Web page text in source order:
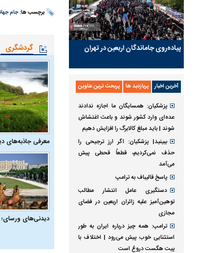
برچسب ها:جام
گردشگری
معرفی جاذبه‌های
دیدنی‌های ورسای؛
پیاده‌روی جاماندگان اربعین در تهران
آخرین اخبار پربازدید ها پربحث ترین عناوین
پزشکیان: همسایگان ما اجازه ندادند
عده‌ای وارد کشور شوند و باعث اغتشاش
شوند | باید مبلغ کالابرگ را افزایش دهیم
ببینید| پزشکیان: اگر ارز ترجیحی را
حذف نمی‌کردیم، قطعاً قحطی پیش
می‌آمد
پاسخ قالیباف به ترامپ
دستگیری عامل انتشار مطالب
توهین‌آمیز علیه زائران اربعین در فضای
مجازی
ترامپ: همه چیز درباره ایران به طور
استثنایی خوب پیش می‌رود | اختلاف با
پیت هگست دروغ است